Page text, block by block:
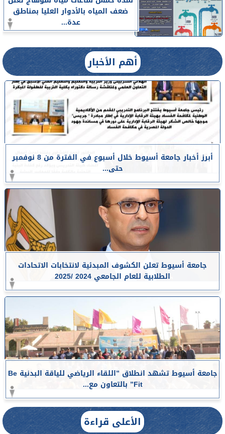
ضعف المياه بالأدوار العليا بمناطق
عدة...
أهم الأخبار
أبرز أخبار جامعة أسيوط خلال أسبوع في الفترة من 8 نوفمبر
حتى...
جامعة أسيوط تعلن الكشوف المبدئية لانتخابات الاتحادات
الطلابية للعام الجامعي 2024 /2025
جامعة أسيوط تشهد انطلاق ”اللقاء الرياضي للياقة البدنية Be
Fit” بالتعاون مع...
الأعلى قراءة